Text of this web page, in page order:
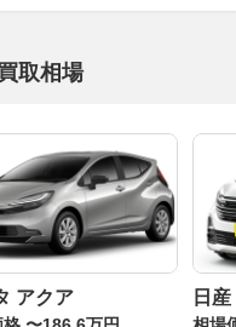
取相場
アクア 日